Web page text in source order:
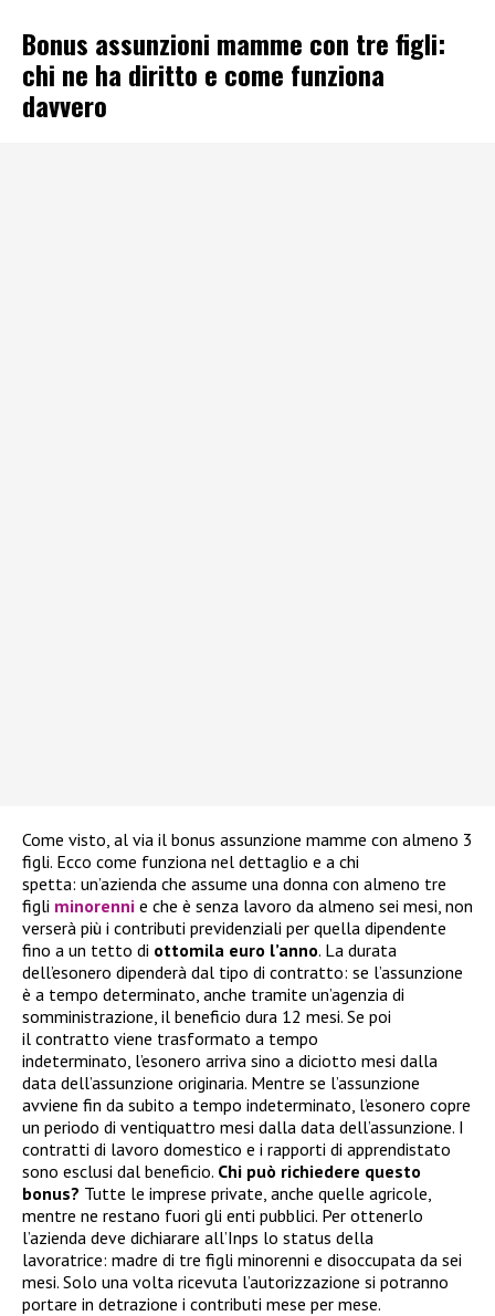
Bonus assunzioni mamme con tre figli:
chi ne ha diritto e come funziona
davvero
Come visto, al via il bonus assunzione mamme con almeno 3
figli. Ecco come funziona nel dettaglio e a chi
spetta: un’azienda che assume una donna con almeno tre
figli minorenni e che è senza lavoro da almeno sei mesi, non
verserà più i contributi previdenziali per quella dipendente
fino a un tetto di ottomila euro l’anno. La durata
dell’esonero dipenderà dal tipo di contratto: se l’assunzione
è a tempo determinato, anche tramite un’agenzia di
somministrazione, il beneficio dura 12 mesi. Se poi
il contratto viene trasformato a tempo
indeterminato, l’esonero arriva sino a diciotto mesi dalla
data dell’assunzione originaria. Mentre se l’assunzione
avviene fin da subito a tempo indeterminato, l’esonero copre
un periodo di ventiquattro mesi dalla data dell’assunzione. I
contratti di lavoro domestico e i rapporti di apprendistato
sono esclusi dal beneficio. Chi può richiedere questo
bonus? Tutte le imprese private, anche quelle agricole,
mentre ne restano fuori gli enti pubblici. Per ottenerlo
l’azienda deve dichiarare all’Inps lo status della
lavoratrice: madre di tre figli minorenni e disoccupata da sei
mesi. Solo una volta ricevuta l’autorizzazione si potranno
portare in detrazione i contributi mese per mese.